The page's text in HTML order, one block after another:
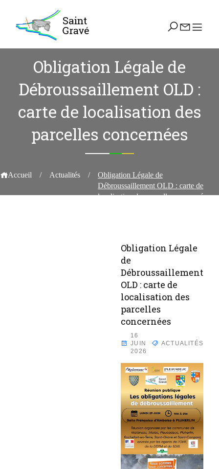
Obligation Légale de
Débroussaillement OLD :
carte de localisation des
parcelles concernées
Accueil / Actualités /
Obligation Légale de
Débroussaillement OLD : carte de
localisation des parcelles concernées
Obligation Légale
de
Débroussaillement
OLD : carte de
localisation des
parcelles
concernées
16
JUIN
2026
ACTUALITÉS